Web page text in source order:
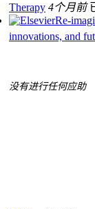
Therapy 4个月前
Re-
innovations, and
没有进行任何应助